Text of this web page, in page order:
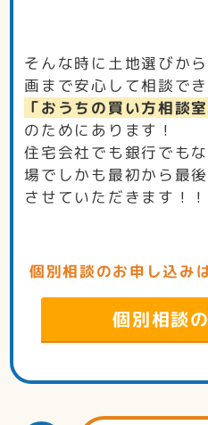
そんな時に土地選びか
画まで安心して相談で
「おうちの買い方相談
のためにあります！
住宅会社でも銀行でも
場でしかも最初から最
させていただきます！！
個別相談のお申し込み
個別相談